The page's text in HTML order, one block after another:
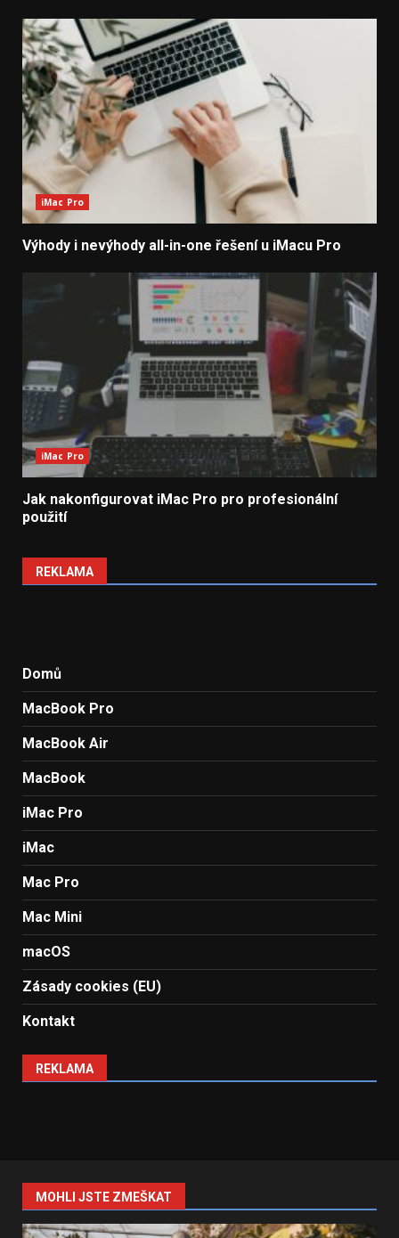
iMac Pro
Výhody i nevýhody all-in-one řešení u iMacu Pro
iMac Pro
Jak nakonfigurovat iMac Pro pro profesionální
použití
REKLAMA
Domů
MacBook Pro
MacBook Air
MacBook
iMac Pro
iMac
Mac Pro
Mac Mini
macOS
Zásady cookies (EU)
Kontakt
REKLAMA
MOHLI JSTE ZMEŠKAT